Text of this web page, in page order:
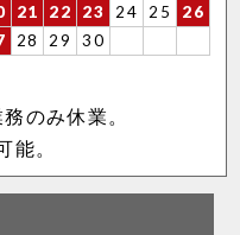
21 22 23 24 25
26
28 29 30
のみ休業。
能。